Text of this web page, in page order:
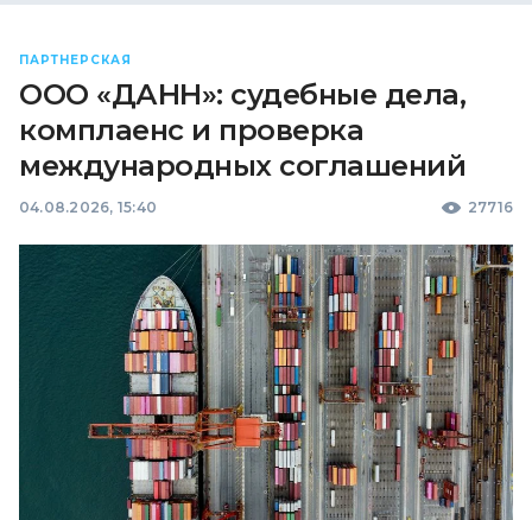
ПАРТНЕРСКАЯ
ООО «ДАНН»: судебные дела,
комплаенс и проверка
международных соглашений
04.08.2026, 15:40 27716